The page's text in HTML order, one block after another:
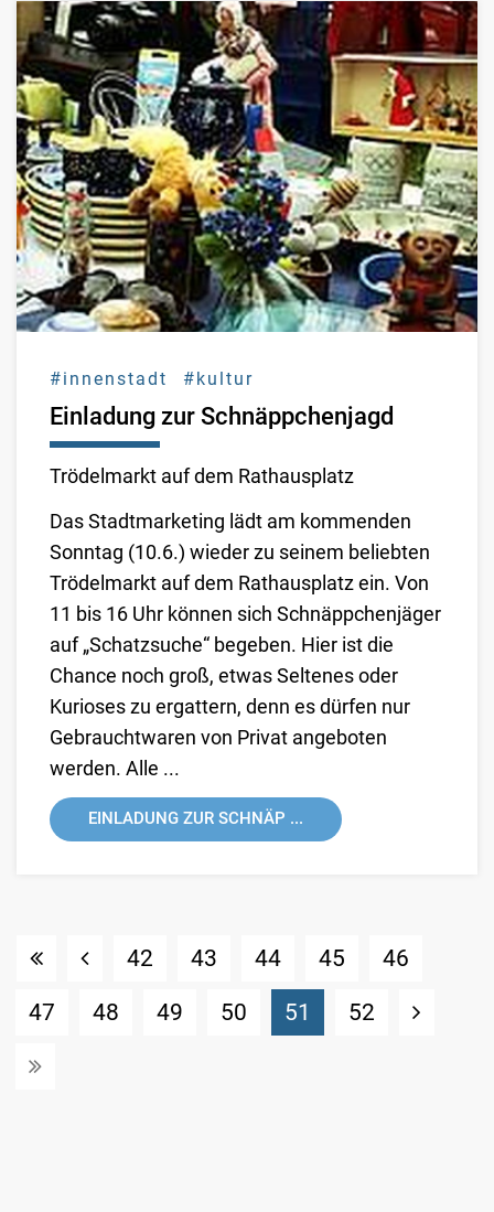
#innenstadt #kultur
Einladung zur Schnäppchenjagd
Trödelmarkt auf dem Rathausplatz
Das Stadtmarketing lädt am kommenden
Sonntag (10.6.) wieder zu seinem beliebten
Trödelmarkt auf dem Rathausplatz ein. Von
11 bis 16 Uhr können sich Schnäppchenjäger
auf „Schatzsuche“ begeben. Hier ist die
Chance noch groß, etwas Seltenes oder
Kurioses zu ergattern, denn es dürfen nur
Gebrauchtwaren von Privat angeboten
werden. Alle ...
EINLADUNG ZUR SCHNÄP ...
42 43 44 45
46
47
48 49 50 51 (Standort)
52